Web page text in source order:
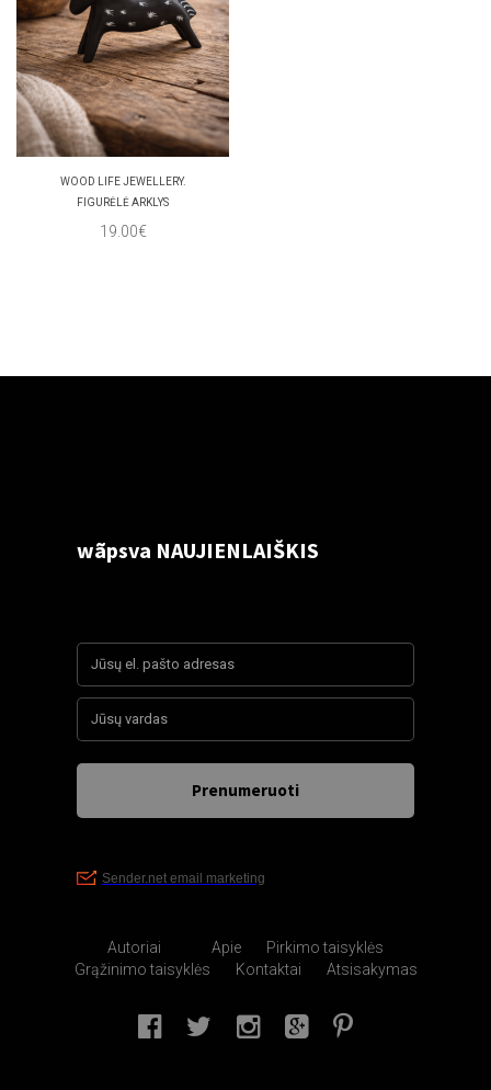
WOOD LIFE JEWELLERY.
FIGURĖLĖ ARKLYS
19.00€
Autoriai Apie
Pirkimo taisyklės
Grąžinimo taisyklės
Kontaktai Atsisakymas